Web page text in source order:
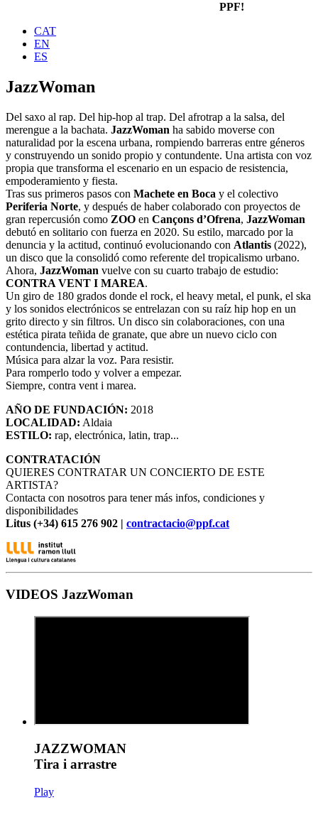
PPF!
CAT
EN
ES
JazzWoman
Del saxo al rap. Del hip-hop al trap. Del afrotrap a la salsa, del
merengue a la bachata. JazzWoman ha sabido moverse con
naturalidad por la escena urbana, rompiendo barreras entre géneros
y construyendo un sonido propio y contundente. Una artista con voz
propia que transforma el escenario en un espacio de resistencia,
empoderamiento y fiesta.
Tras sus primeros pasos con Machete en Boca y el colectivo
Periferia Norte, y después de haber colaborado con proyectos de
gran repercusión como ZOO en Cançons d’Ofrena, JazzWoman
debutó en solitario con fuerza en 2020. Su estilo, marcado por la
denuncia y la actitud, continuó evolucionando con Atlantis (2022),
un disco que la consolidó como referente del tropicalismo urbano.
Ahora, JazzWoman vuelve con su cuarto trabajo de estudio:
CONTRA VENT I MAREA.
Un giro de 180 grados donde el rock, el heavy metal, el punk, el ska
y los sonidos electrónicos se entrelazan con su raíz hip hop en un
grito directo y sin filtros. Un disco sin colaboraciones, con una
estética pirata teñida de granate, que abre un nuevo ciclo con
contundencia, libertad y actitud.
Música para alzar la voz. Para resistir.
Para romperlo todo y volver a empezar.
Siempre, contra vent i marea.
AÑO DE FUNDACIÓN: 2018
LOCALIDAD: Aldaia
ESTILO: rap, electrónica, latin, trap...
CONTRATACIÓN
QUIERES CONTRATAR UN CONCIERTO DE ESTE
ARTISTA?
Contacta con nosotros para tener más infos, condiciones y
disponibilidades
Litus (+34) 615 276 902 | contractacio@ppf.cat
VIDEOS JazzWoman
JAZZWOMAN
Tira i arrastre
Play